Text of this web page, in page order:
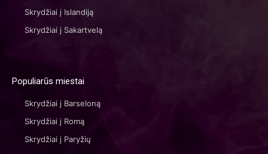
Skrydžiai į Islandiją
Skrydžiai į Sakartvelą
Populiarūs miestai
Skrydžiai į Barseloną
Skrydžiai į Romą
Skrydžiai į Paryžių